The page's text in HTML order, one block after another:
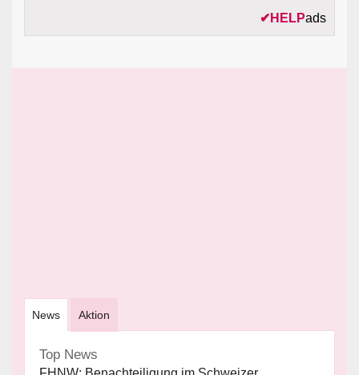
✔ HELPads
News Aktion
Top News